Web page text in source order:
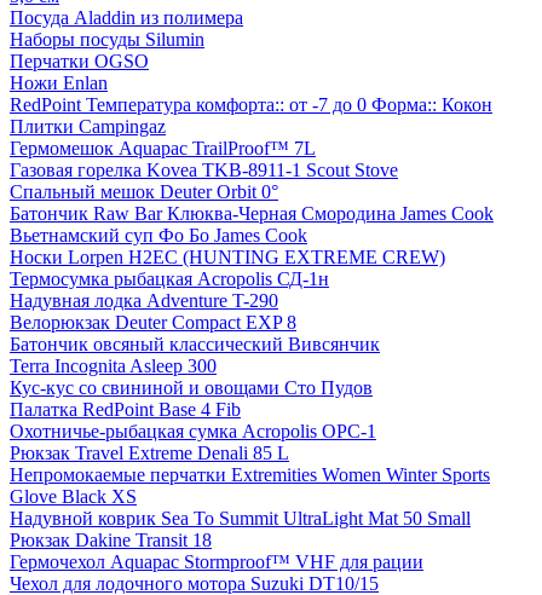
Посуда Aladdin из полимера
Наборы посуды Silumin
Перчатки OGSO
Ножи Enlan
RedPoint Температура комфорта:: от -7 до 0 Форма:: Кокон
Плитки Campingaz
Гермомешок Aquapac TrailProof™ 7L
Газовая горелка Kovea TKB-8911-1 Scout Stove
Спальный мешок Deuter Orbit 0°
Батончик Raw Bar Клюква-Черная Смородина James Cook
Вьетнамский суп Фо Бо James Cook
Носки Lorpen H2EC (HUNTING EXTREME CREW)
Термосумка рыбацкая Acropolis СД-1н
Надувная лодка Adventure T-290
Велорюкзак Deuter Compact EXP 8
Батончик овсяный классический Вивсянчик
Terra Incognita Asleep 300
Кус-кус со свининой и овощами Сто Пудов
Палатка RedPoint Base 4 Fib
Охотничье-рыбацкая сумка Acropolis ОРС-1
Рюкзак Travel Extreme Denali 85 L
Непромокаемые перчатки Extremities Women Winter Sports
Glove Black XS
Надувной коврик Sea To Summit UltraLight Mat 50 Small
Рюкзак Dakine Transit 18
Гермочехол Aquapac Stormproof™ VHF для рации
Чехол для лодочного мотора Suzuki DT10/15